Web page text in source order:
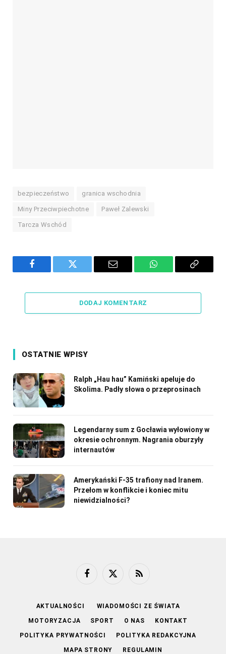
bezpieczeństwo granica wschodnia
Miny Przeciwpiechotne Paweł Zalewski
Tarcza Wschód
Facebook Twitter Email WhatsAppCopy
DODAJ KOMENTARZ
OSTATNIE WPISY
Ralph „Hau hau” Kamiński apeluje do
Skolima. Padły słowa o przeprosinach
Legendarny sum z Gocławia wyłowiony w
okresie ochronnym. Nagrania oburzyły
internautów
Amerykański F-35 trafiony nad Iranem.
Przełom w konflikcie i koniec mitu
niewidzialności?
FacebookX
RSS
AKTUALNOŚCI WIADOMOŚCI ZE ŚWIATA
MOTORYZACJA SPORT O NAS KONTAKT
POLITYKA PRYWATNOŚCI POLITYKA REDAKCYJNA
MAPA STRONY REGULAMIN